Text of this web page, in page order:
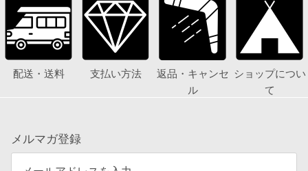
配送・送料 支払い方法
返品・キャンセ
ル
ショップについ
て
メルマガ登録